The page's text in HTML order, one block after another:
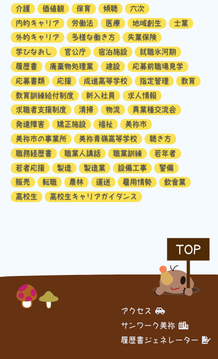
介護
価値観 保育 傾聴
六次
内的キャリア
労働法 医療 地域創生
士業
外的キャリア
多様な働き方
失業保険
学びなおし
官公庁 宿泊施設
就職氷河期
履歴書
廃棄物処理業 建設
応募前職場見学
応募書類
応援 成進高等学校 指定管理
教育
教育訓練給付制度
新入社員
求人情報
求職者支援制度
清掃 物流
異業種交流会
発達障害
矯正施設 福祉
美祢市
美祢市の事業所
美祢青嶺高等学校
聴き方
職務経歴書
職業人講話 職業訓練
若年者
若者応援
製造 製造業 設備工事
警備
販売
転職 農林 運送 雇用情勢
飲食業
高校生
高校生キャリアガイダンス
TOP
アクセス
サンワーク美祢
履歴書ジェネレーター